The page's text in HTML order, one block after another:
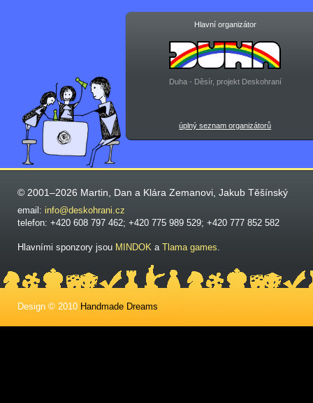
Hlavní organizátor
Duha - Děsír, projekt Deskohraní
úplný seznam organizátorů
© 2001–2026 Martin, Dan a Klára Zemanovi, Jakub Těšínský
email: info@deskohrani.cz
telefon: +420 608 797 462; +420 775 989 529; +420 777 852 582
Hlavními sponzory jsou MINDOK a Tlama games.
Design © 2010 Handmade Dreams